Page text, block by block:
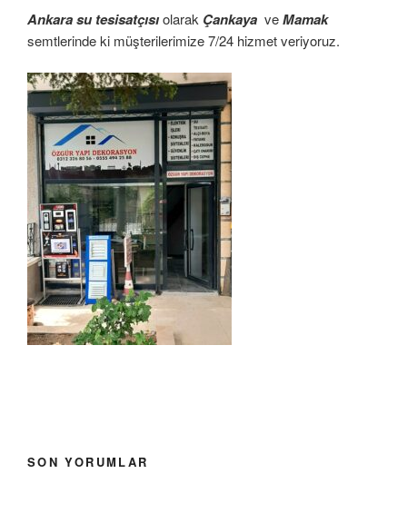
Ankara su tesisatçısıolarak Çankaya veMamak
semtlerinde ki müşterilerimize 7/24 hizmet veriyoruz.
SON YORUMLAR